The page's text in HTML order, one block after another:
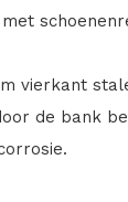
vierkant
de bank